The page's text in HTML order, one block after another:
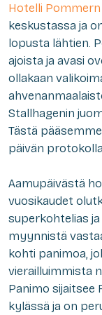
Hotelli Pommern
keskustassa ja
lopusta lähtien.
ajoista ja avasi
ollakaan
Stallhagenin
Tästä
päivän
Aamupäivästä
vuosikaudet
superkohtelias
myynnistä
kohti panimoa,
vierailluimmista
Panimo sijaitsee
kylässä ja on